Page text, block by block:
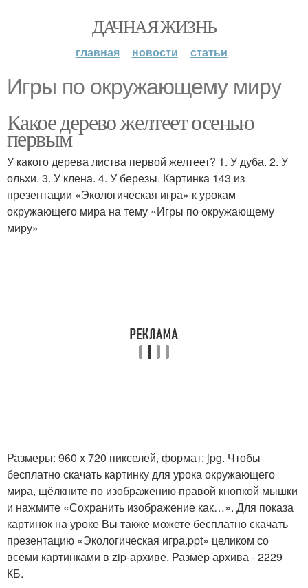
ДАЧНАЯ ЖИЗНЬ
главная новости статьи
Игры по окружающему миру
Какое дерево желтеет осенью
первым
У какого дерева листва первой желтеет? 1. У дуба. 2. У
ольхи. 3. У клена. 4. У березы. Картинка 143 из
презентации «Экологическая игра» к урокам
окружающего мира на тему «Игры по окружающему
миру»
Размеры: 960 х 720 пикселей, формат: jpg. Чтобы
бесплатно скачать картинку для урока окружающего
мира, щёлкните по изображению правой кнопкой мышки
и нажмите «Сохранить изображение как…». Для показа
картинок на уроке Вы также можете бесплатно скачать
презентацию «Экологическая игра.ppt» целиком со
всеми картинками в zip-архиве. Размер архива - 2229
КБ.